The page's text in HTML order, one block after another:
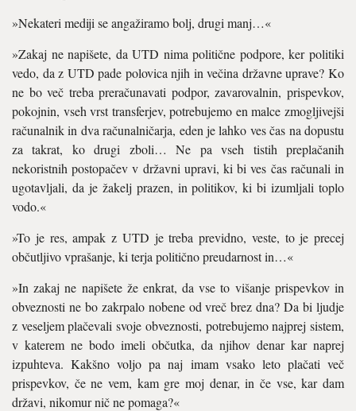
»Nekateri mediji se angažiramo bolj, drugi manj…«
»Zakaj ne napišete, da UTD nima politične podpore, ker politiki
vedo, da z UTD pade polovica njih in večina državne uprave? Ko
ne bo več treba preračunavati podpor, zavarovalnin, prispevkov,
pokojnin, vseh vrst transferjev, potrebujemo en malce zmogljivejši
računalnik in dva računalničarja, eden je lahko ves čas na dopustu
za takrat, ko drugi zboli… Ne pa vseh tistih preplačanih
nekoristnih postopačev v državni upravi, ki bi ves čas računali in
ugotavljali, da je žakelj prazen, in politikov, ki bi izumljali toplo
vodo.«
»To je res, ampak z UTD je treba previdno, veste, to je precej
občutljivo vprašanje, ki terja politično preudarnost in…«
»In zakaj ne napišete že enkrat, da vse to višanje prispevkov in
obveznosti ne bo zakrpalo nobene od vreč brez dna? Da bi ljudje
z veseljem plačevali svoje obveznosti, potrebujemo najprej sistem,
v katerem ne bodo imeli občutka, da njihov denar kar naprej
izpuhteva. Kakšno voljo pa naj imam vsako leto plačati več
prispevkov, če ne vem, kam gre moj denar, in če vse, kar dam
državi, nikomur nič ne pomaga?«